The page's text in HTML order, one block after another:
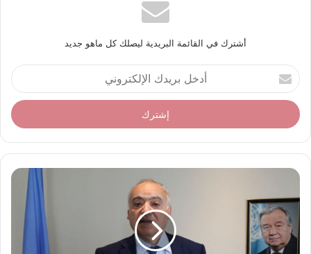
أشترك في القائمة البريدية ليصلك كل ماهو جديد
أ
د
خ
ل
ر
د
ا
ل